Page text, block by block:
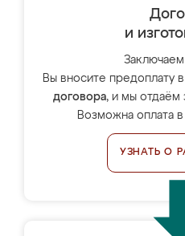
и
Вы вносите предоплату
договора, и мы отдаём
Возможна оплата
УЗНАТЬ О